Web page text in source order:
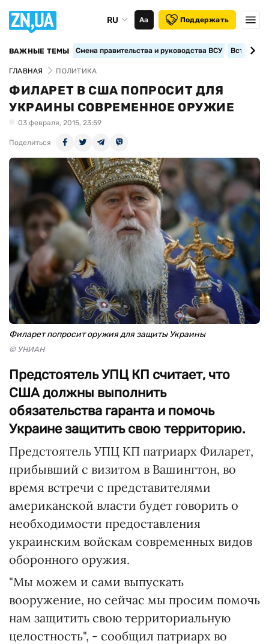
RU Аа Поддержать
ВАЖНЫЕ ТЕМЫ Смена правительства и руководства ВСУ
ГЛАВНАЯ ПОЛИТИКА
ФИЛАРЕТ В США ПОПРОСИТ ДЛЯ
УКРАИНЫ СОВРЕМЕННОЕ ОРУЖИЕ
03 февраля, 2015, 23:59
Поделиться
Филарет попросит оружия для защиты Украины
© УНИАН
Предстоятель УПЦ КП считает, что
США должны выполнить
обязательства гаранта и помочь
Украине защитить свою территорию.
Предстоятель УПЦ КП патриарх Филарет,
прибывший с визитом в Вашингтон, во
время встречи с представителями
американской власти будет говорить о
необходимости предоставления
украинским войскам современных видов
оборонного оружия.
"Мы можем и сами выпускать
вооружение, но сейчас мы просим помочь
нам защитить свою территориальную
целостность", - сообщил патриарх во